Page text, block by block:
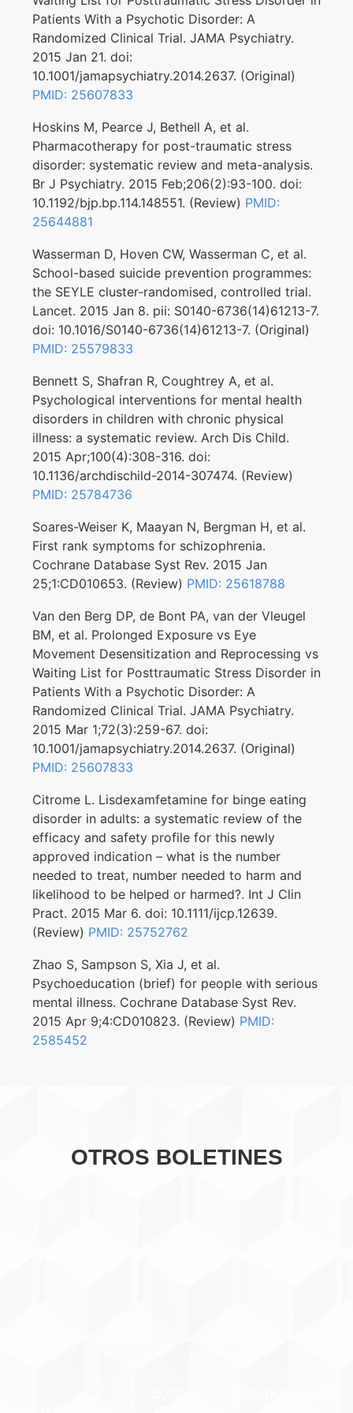
Patients With a Psychotic Disorder: A
Randomized Clinical Trial. JAMA Psychiatry.
2015 Jan 21. doi:
10.1001/jamapsychiatry.2014.2637. (Original)
PMID: 25607833
Hoskins M, Pearce J, Bethell A, et al.
Pharmacotherapy for post-traumatic stress
disorder: systematic review and meta-analysis.
Br J Psychiatry. 2015 Feb;206(2):93-100. doi:
10.1192/bjp.bp.114.148551. (Review) PMID:
25644881
Wasserman D, Hoven CW, Wasserman C, et al.
School-based suicide prevention programmes:
the SEYLE cluster-randomised, controlled trial.
Lancet. 2015 Jan 8. pii: S0140-6736(14)61213-7.
doi: 10.1016/S0140-6736(14)61213-7. (Original)
PMID: 25579833
Bennett S, Shafran R, Coughtrey A, et al.
Psychological interventions for mental health
disorders in children with chronic physical
illness: a systematic review. Arch Dis Child.
2015 Apr;100(4):308-316. doi:
10.1136/archdischild-2014-307474. (Review)
PMID: 25784736
Soares-Weiser K, Maayan N, Bergman H, et al.
First rank symptoms for schizophrenia.
Cochrane Database Syst Rev. 2015 Jan
25;1:CD010653. (Review) PMID: 25618788
Van den Berg DP, de Bont PA, van der Vleugel
BM, et al. Prolonged Exposure vs Eye
Movement Desensitization and Reprocessing vs
Waiting List for Posttraumatic Stress Disorder in
Patients With a Psychotic Disorder: A
Randomized Clinical Trial. JAMA Psychiatry.
2015 Mar 1;72(3):259-67. doi:
10.1001/jamapsychiatry.2014.2637. (Original)
PMID: 25607833
Citrome L. Lisdexamfetamine for binge eating
disorder in adults: a systematic review of the
efficacy and safety profile for this newly
approved indication – what is the number
needed to treat, number needed to harm and
likelihood to be helped or harmed?. Int J Clin
Pract. 2015 Mar 6. doi: 10.1111/ijcp.12639.
(Review) PMID: 25752762
Zhao S, Sampson S, Xia J, et al.
Psychoeducation (brief) for people with serious
mental illness. Cochrane Database Syst Rev.
2015 Apr 9;4:CD010823. (Review) PMID:
2585452
OTROS BOLETINES